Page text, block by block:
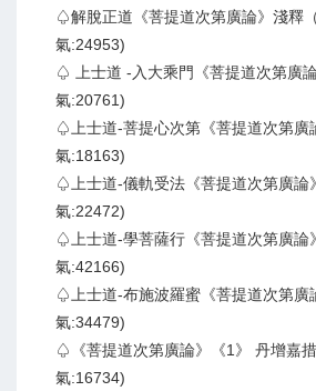
♤解脫正道《菩提道次第廣論》淺釋
氣:24953)
♤ 上士道 -入大乘門《菩提道次第廣
氣:20761)
♤上士道-菩提心次第《菩提道次第廣
氣:18163)
♤上士道-儀軌受法《菩提道次第廣論
氣:22472)
♤上士道-學菩薩行《菩提道次第廣論
氣:42166)
♤上士道-布施波羅蜜《菩提道次第廣
氣:34479)
♤《菩提道次第廣論》《1》 丹增嘉
氣:16734)